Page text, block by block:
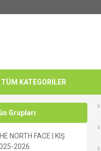
TÜM KATEGORİLER
Grupları
NORTH FACE | KIŞ
2026